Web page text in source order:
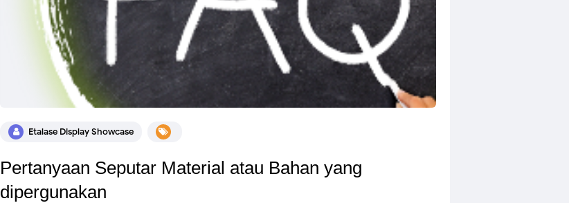
Etalase Display Showcase
Pertanyaan Seputar Material atau Bahan yang
dipergunakan